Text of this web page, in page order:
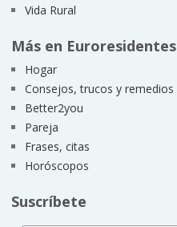
Vida Rural
Más en Euroresidentes
Hogar
Consejos, trucos y remedios
Better2you
Pareja
Frases, citas
Horóscopos
Suscríbete